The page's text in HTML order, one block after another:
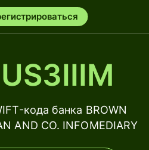
кода банка BROWN
AND CO. INFOMEDIARY